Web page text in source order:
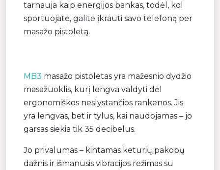
tarnauja kaip energijos bankas, todėl, kol
sportuojate, galite įkrauti savo telefoną per
masažo pistoletą.
MB3 masažo pistoletas yra mažesnio dydžio
masažuoklis, kurį lengva valdyti dėl
ergonomiškos neslystančios rankenos. Jis
yra lengvas, bet ir tylus, kai naudojamas – jo
garsas siekia tik 35 decibelus.
Jo privalumas – kintamas keturių pakopų
dažnis ir išmanusis vibracijos režimas su